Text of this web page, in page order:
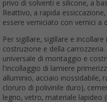
privo di solventi e silicone, a
Reattivo, a rapida
essere verniciato con vernici a
Per sigillare, sigillare e
costruzione e della
universale di montaggio e
l'incollaggio di lamiere
alluminio, acciaio inossidabile,
cloruro di polivinile duro),
legno, vetro, materiale lapideo